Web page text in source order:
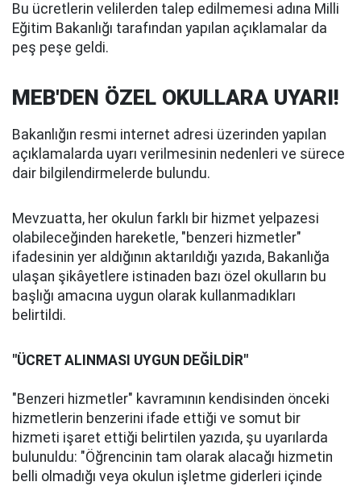
Bu ücretlerin velilerden talep edilmemesi adına Milli
Eğitim Bakanlığı tarafından yapılan açıklamalar da
peş peşe geldi.
MEB'DEN ÖZEL OKULLARA UYARI!
Bakanlığın resmi internet adresi üzerinden yapılan
açıklamalarda uyarı verilmesinin nedenleri ve sürece
dair bilgilendirmelerde bulundu.
Mevzuatta, her okulun farklı bir hizmet yelpazesi
olabileceğinden hareketle, "benzeri hizmetler"
ifadesinin yer aldığının aktarıldığı yazıda, Bakanlığa
ulaşan şikâyetlere istinaden bazı özel okulların bu
başlığı amacına uygun olarak kullanmadıkları
belirtildi.
"ÜCRET ALINMASI UYGUN DEĞİLDİR"
"Benzeri hizmetler" kavramının kendisinden önceki
hizmetlerin benzerini ifade ettiği ve somut bir
hizmeti işaret ettiği belirtilen yazıda, şu uyarılarda
bulunuldu: "Öğrencinin tam olarak alacağı hizmetin
belli olmadığı veya okulun işletme giderleri içinde